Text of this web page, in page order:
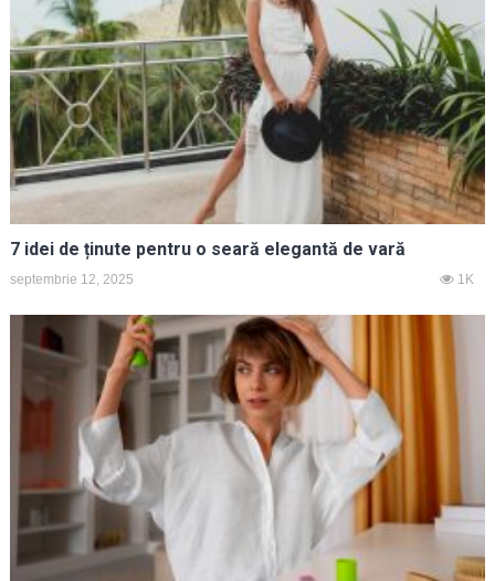
7 idei de ținute pentru o seară elegantă de vară
septembrie 12, 2025 1K